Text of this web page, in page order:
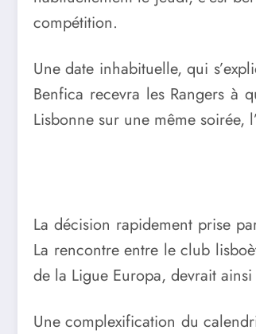
compétition.
Une date inhabituelle, qui
Benfica recevra les Rangers à
Lisbonne sur une même soirée,
La décision rapidement prise
La rencontre entre le club
de la Ligue Europa, devrait
Une complexification du